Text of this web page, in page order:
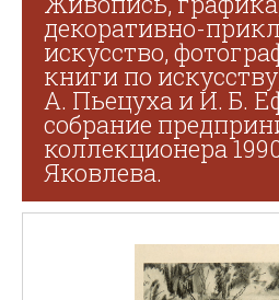
декоративно-
искусство,
книги по
А. Пьецуха и И. Б.
собрание
коллекционера
Яковлева.